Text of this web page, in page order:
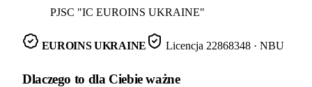
PJSC "IC EUROINS UKRAINE"
EUROINS UKRAINE Licencja 22868348· NBU
Dlaczego to dla Ciebie ważne